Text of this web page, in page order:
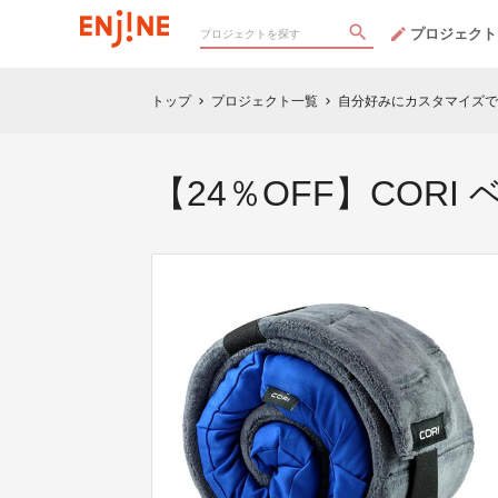
プロジェク
トップ chevron_right プロジェクト一覧 chevron_right 自分好みにカスタマイズ
【24％OFF】CORI